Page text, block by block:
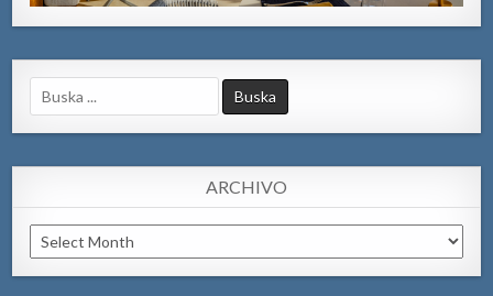
Search
for:
ARCHIVO
Archivo